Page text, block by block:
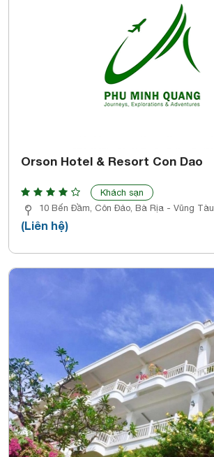
Orson Hotel & Resort Con Dao
Khách sạn
10 Bến Đầm, Côn Đảo, Bà Rịa - Vũng Tàu
(Liên hệ)